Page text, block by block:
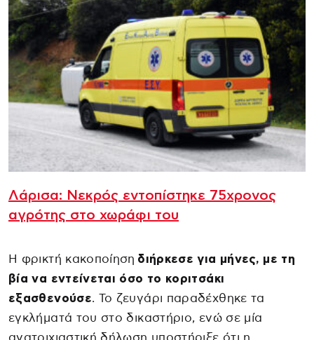
Λάρισα: Νεκρός εντοπίστηκε 75χρονος
αγρότης στο χωράφι του
Η φρικτή κακοποίηση διήρκεσε για μήνες, με τη
βία να εντείνεται όσο το κοριτσάκι
εξασθενούσε. Το ζευγάρι παραδέχθηκε τα
εγκλήματά του στο δικαστήριο, ενώ σε μία
ανατριχιαστική δήλωση υποστήριξε ότι η